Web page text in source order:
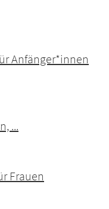
Anfänger*innen
...
Frauen